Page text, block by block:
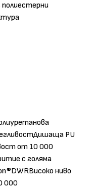
PU
от 10 000
с голяма
ниво
000